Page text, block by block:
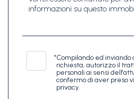
*Compilando ed inviando
richiesta, autorizzo il
personali ai sensi
confermo di aver preso
privacy.